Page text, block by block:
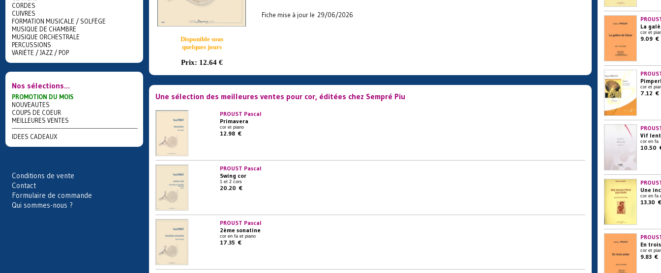
CORDES
CUIVRES
FORMATION MUSICALE / SOLFÈGE
MUSIQUE DE CHAMBRE
MUSIQUE ORCHESTRALE
PERCUSSIONS
VARIÉTE / JAZZ / POP
Nos sélections...
PROMOTION DU MOIS
NOUVEAUTES
COUPS DE COEUR
MEILLEURES VENTES
IDEES CADEAUX
Conditions de vente
Contact
Formulaire de commande
Qui sommes-nous ?
Disponible sous
quelques jours
Prix: 12.64 €
Fiche mise à jour le 29/06/2026
Une sélection des meilleures ventes pour cor, éditées chez Sempré Piu
PROUST Pascal
Primavera
cor et piano
12.98 €
PROUST Pascal
Swing cor
1 et 2 cors
20.20 €
PROUST Pascal
2ème sonatine
cor en fa et piano
17.35 €
La
cor et
9.09 €
cor et
7.12 €
Vif
cor en fa
10.50
Une
cor en fa
13.30 €
En
cor et
9.83 €